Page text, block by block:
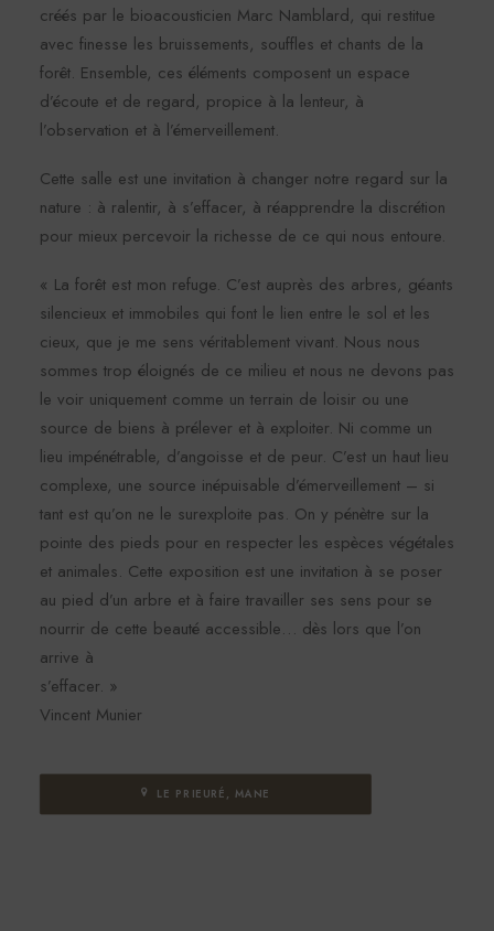
créés par le bioacousticien Marc Namblard, qui restitue
avec finesse les bruissements, souffles et chants de la
forêt. Ensemble, ces éléments composent un espace
d’écoute et de regard, propice à la lenteur, à
l’observation et à l’émerveillement.
Cette salle est une invitation à changer notre regard sur la
nature : à ralentir, à s’effacer, à réapprendre la discrétion
pour mieux percevoir la richesse de ce qui nous entoure.
« La forêt est mon refuge. C’est auprès des arbres, géants
silencieux et immobiles qui font le lien entre le sol et les
cieux, que je me sens véritablement vivant. Nous nous
sommes trop éloignés de ce milieu et nous ne devons pas
le voir uniquement comme un terrain de loisir ou une
source de biens à prélever et à exploiter. Ni comme un
lieu impénétrable, d’angoisse et de peur. C’est un haut lieu
complexe, une source inépuisable d’émerveillement – si
tant est qu’on ne le surexploite pas. On y pénètre sur la
pointe des pieds pour en respecter les espèces végétales
et animales. Cette exposition est une invitation à se poser
au pied d’un arbre et à faire travailler ses sens pour se
nourrir de cette beauté accessible… dès lors que l’on
arrive à
s’effacer. »
Vincent Munier
LE PRIEURÉ, MANE